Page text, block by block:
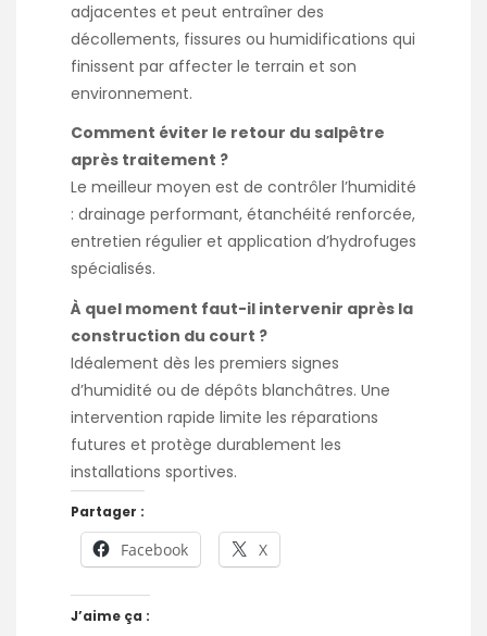
adjacentes et peut entraîner des
décollements, fissures ou humidifications qui
finissent par affecter le terrain et son
environnement.
Comment éviter le retour du salpêtre
après traitement ?
Le meilleur moyen est de contrôler l’humidité
: drainage performant, étanchéité renforcée,
entretien régulier et application d’hydrofuges
spécialisés.
À quel moment faut-il intervenir après la
construction du court ?
Idéalement dès les premiers signes
d’humidité ou de dépôts blanchâtres. Une
intervention rapide limite les réparations
futures et protège durablement les
installations sportives.
Partager :
Facebook X
J’aime ça :